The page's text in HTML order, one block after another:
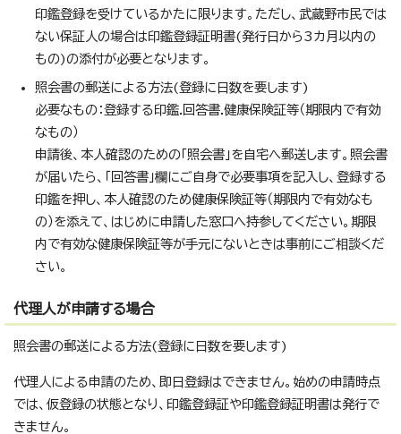
印鑑登録を受けているかたに限ります。ただし、武蔵野市民では
ない保証人の場合は印鑑登録証明書(発行日から3カ月以内の
もの)の添付が必要となります。
照会書の郵送による方法(登録に日数を要します)
必要なもの：登録する印鑑.回答書.健康保険証等（期限内で有効
なもの）
申請後、本人確認のための「照会書」を自宅へ郵送します。照会書
が届いたら、「回答書」欄にご自身で必要事項を記入し、登録する
印鑑を押し、本人確認のため健康保険証等（期限内で有効なも
の）を添えて、はじめに申請した窓口へ持参してください。期限
内で有効な健康保険証等が手元にないときは事前にご相談くだ
さい。
代理人が申請する場合
照会書の郵送による方法(登録に日数を要します)
代理人による申請のため、即日登録はできません。始めの申請時点
では、仮登録の状態となり、印鑑登録証や印鑑登録証明書は発行で
きません。